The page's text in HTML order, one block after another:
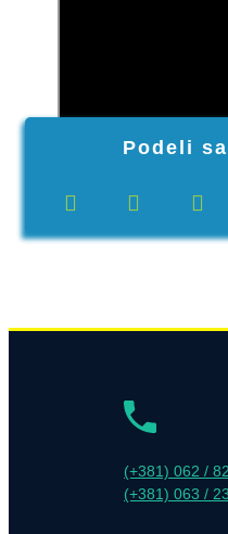
Podeli
(+381) 062 /
(+381) 063 /